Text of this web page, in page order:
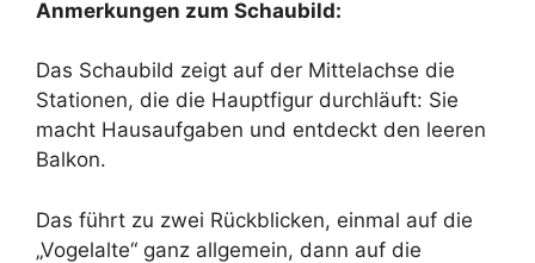
Anmerkungen zum Schaubild:
Das Schaubild zeigt auf der Mittelachse die
Stationen, die die Hauptfigur durchläuft: Sie
macht Hausaufgaben und entdeckt den leeren
Balkon.
Das führt zu zwei Rückblicken, einmal auf die
„Vogelalte“ ganz allgemein, dann auf die